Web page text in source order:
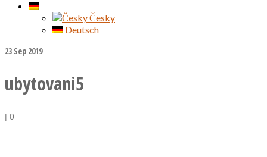
Česky
Deutsch
23 Sep 2019
ubytovani5
| 0